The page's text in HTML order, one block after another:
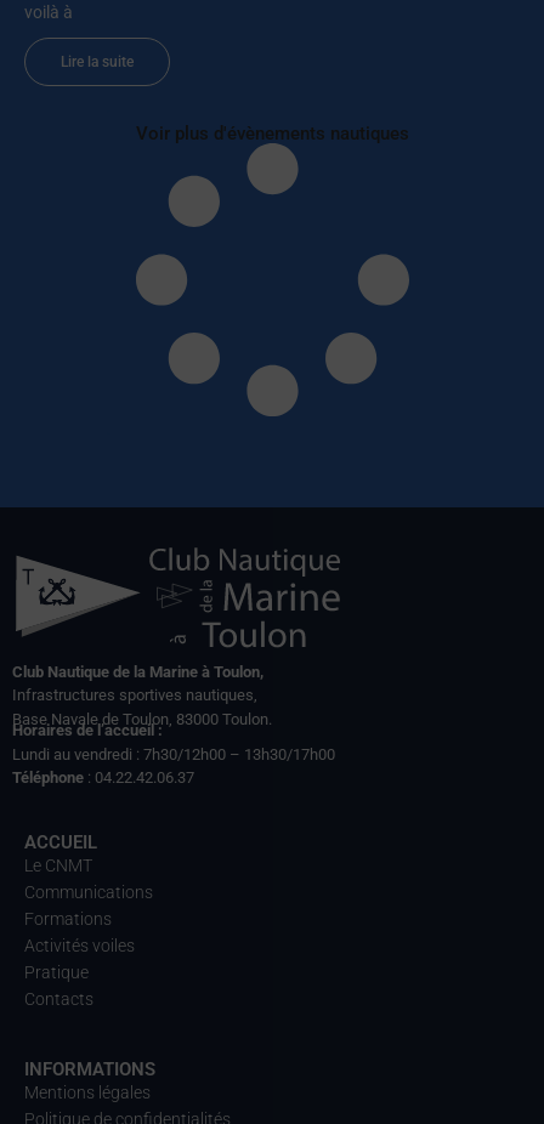
voilà à
Lire la suite
Voir plus d'évènements nautiques
Club Nautique de la Marine à Toulon,
Infrastructures sportives nautiques,
Base Navale de Toulon, 83000 Toulon.
Horaires de l’accueil :
Lundi au vendredi : 7h30/12h00 – 13h30/17h00
Téléphone : 04.22.42.06.37
ACCUEIL
Le CNMT
Communications
Formations
Activités voiles
Pratique
Contacts
INFORMATIONS
Mentions légales
Politique de confidentialités